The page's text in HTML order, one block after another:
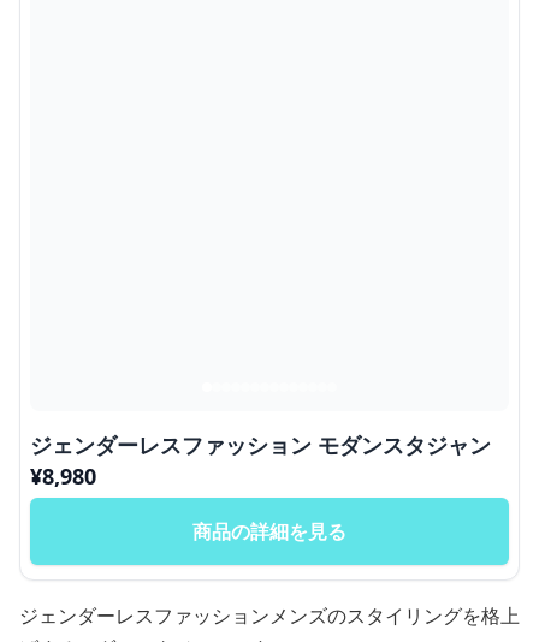
ジェンダーレスファッション モダンスタジャン
¥8,980
商品の詳細を見る
ジェンダーレスファッションメンズのスタイリングを格上